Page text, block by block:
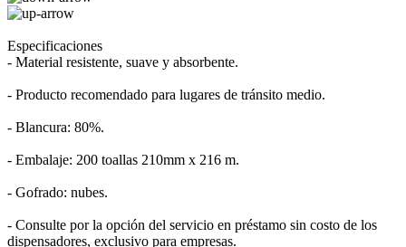
Especificaciones
- Material resistente, suave y absorbente.
- Producto recomendado para lugares de tránsito medio.
- Blancura: 80%.
- Embalaje: 200 toallas 210mm x 216 m.
- Gofrado: nubes.
- Consulte por la opción del servicio en préstamo sin costo de los
dispensadores, exclusivo para empresas.